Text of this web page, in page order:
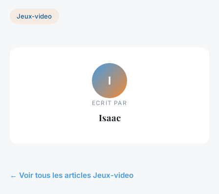
Jeux-video
I
ECRIT PAR
Isaac
← Voir tous les articles Jeux-video